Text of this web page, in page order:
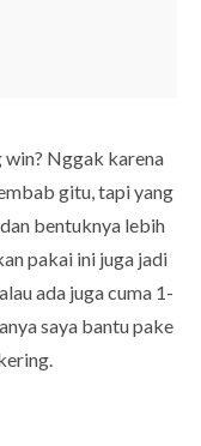
win? Nggak karena
gitu, tapi yang
bentuknya lebih
pakai ini juga jadi
ada juga cuma 1-
saya bantu pake